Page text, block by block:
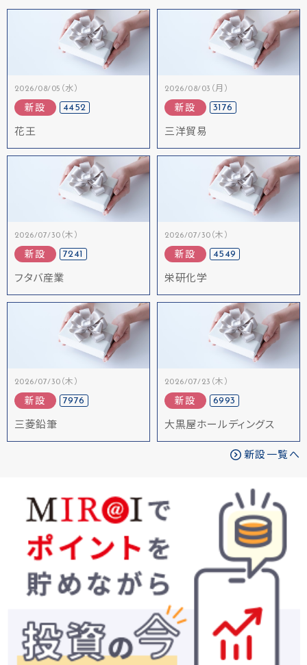
2026/08/05（水）
新設 4452
花王
2026/08/03（月）
新設 3176
三洋貿易
2026/07/30（木）
新設 7241
フタバ産業
2026/07/30（木）
新設 4549
栄研化学
2026/07/30（木）
新設 7976
三菱鉛筆
2026/07/23（木）
新設 6993
大黒屋ホールディングス
新設一覧へ